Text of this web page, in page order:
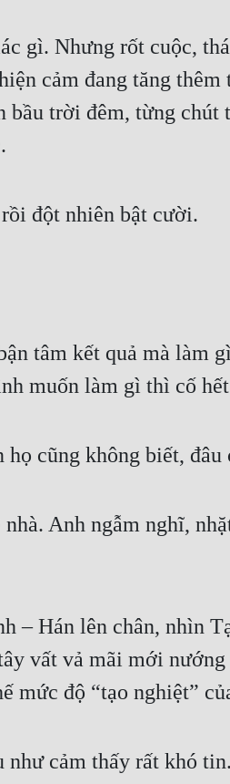
gì. Nhưng rốt cuộc,
cảm đang tăng
trời đêm, từng
đột nhiên bật cười.
tâm kết quả mà làm
muốn làm gì thì cố
họ cũng không biết, đâu
Anh ngẫm nghĩ,
– Hán lên chân, nhìn
vất vả mãi mới
mức độ “tạo nghiệt”
như cảm thấy rất khó